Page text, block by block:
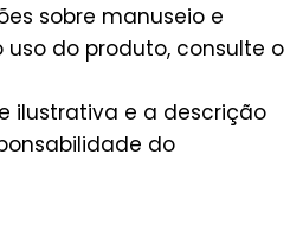
sobre manuseio e
do produto, consulte o
ilustrativa e a descrição
do